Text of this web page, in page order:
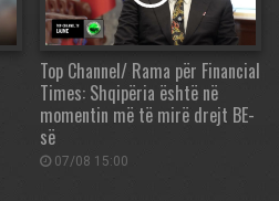
Top Channel/ Rama për Financial
Times: Shqipëria është në
momentin më të mirë drejt BE-
së
07/08 15:00